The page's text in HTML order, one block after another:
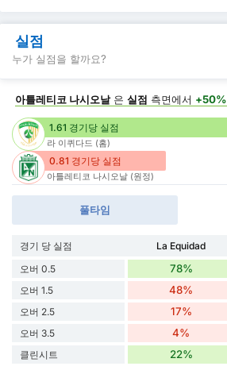
실점
누가 실점을 할까요?
아틀레티코 나시오날은 실점 측면에서 +50%
1.61 경기당 실점
라 이퀴다드 (홈)
0.81 경기당 실점
아틀레티코 나시오날 (원정)
풀타임
경기 당 실점 La Equidad
오버 0.5
78%
오버 1.5 48%
오버 2.5 17%
오버 3.5 4%
클린시트 22%